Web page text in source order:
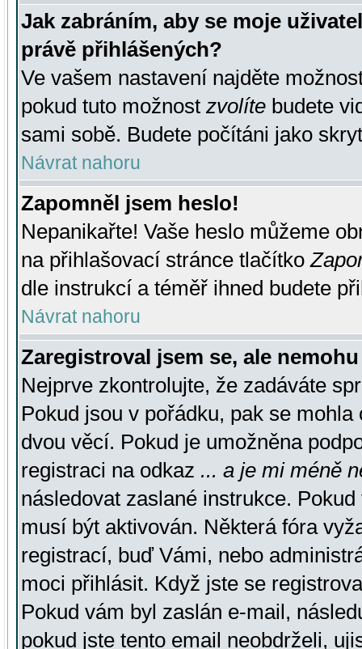
Jak zabráním, aby se moje
právě přihlášených?
Ve vašem nastavení najděte
pokud tuto možnost zvolíte budete
sami sobě. Budete počítáni jako
Návrat nahoru
Zapomněl jsem heslo!
Nepanikařte! Vaše heslo můžeme
na přihlašovací stránce tlačítko
dle instrukcí a téměř ihned budete
Návrat nahoru
Zaregistroval jsem se, ale
Nejprve zkontrolujte, že zadáváte
Pokud jsou v pořádku, pak se
dvou věcí. Pokud je umožněna
registraci na odkaz ... a je mi méně
následovat zaslané instrukce.
musí být aktivován. Některá fóra
registrací, buď Vámi, nebo
moci přihlásit. Když jste se
Pokud vám byl zaslán e-mail,
pokud jste tento email neobdrželi,